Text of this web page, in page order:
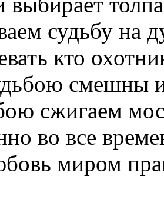
судьбу на
кто
смешны
сжигаем
во все
миром